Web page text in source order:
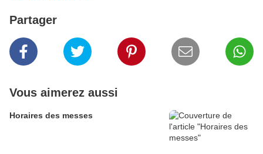
Partager
Vous aimerez aussi
Horaires des messes